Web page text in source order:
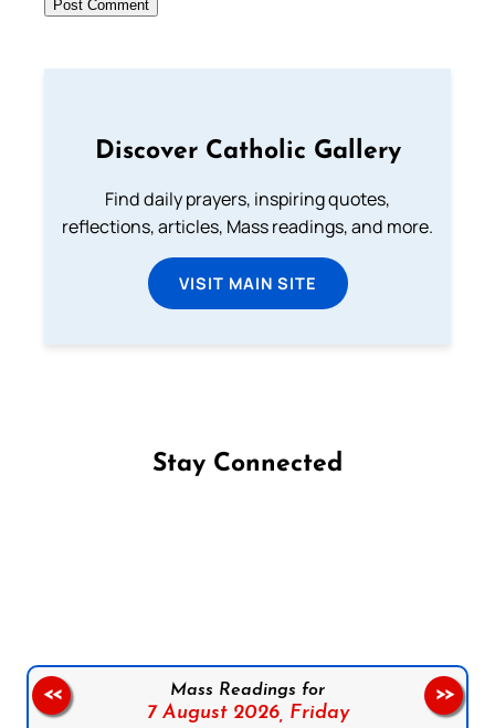
Discover Catholic Gallery
Find daily prayers, inspiring quotes,
reflections, articles, Mass readings, and more.
VISIT MAIN SITE
Stay Connected
Mass Readings for
7 August 2026, Friday
<< >>